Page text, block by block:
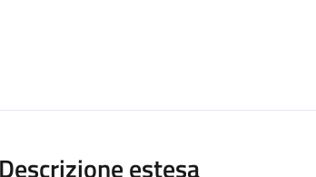
Descrizione estesa